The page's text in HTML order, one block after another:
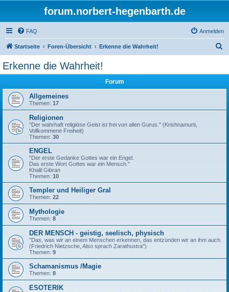
forum.norbert-hegenbarth.de
FAQ Anmelden
Startseite Foren-Übersicht Erkenne die Wahrheit!
Erkenne die Wahrheit!
Forum
Allgemeines
Themen: 17
Religionen
"Der wahrhaft religiöse Geist ist frei von allen Gurus." (Krishnamurti,
Vollkommene Freiheit)
Themen: 30
ENGEL
"Der erste Gedanke Gottes war ein Engel.
Das erste Wort Gottes war ein Mensch."
Khalil Gibran
Themen: 10
Templer und Heiliger Gral
Themen: 22
Mythologie
Themen: 8
DER MENSCH - geistig, seelisch, physisch
"Das, was wir an einem Menschen erkennen, das entzünden wir an ihm auch.
(Friedrich Nietzsche, Also sprach Zarathustra")
Themen: 9
Schamanismus /Magie
Themen: 8
ESOTERIK